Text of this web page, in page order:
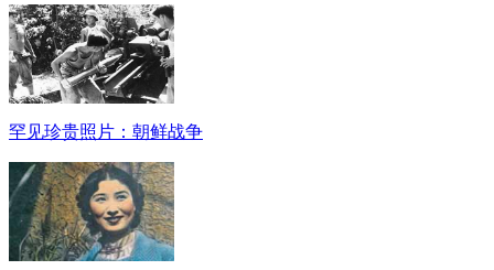
罕见珍贵照片：朝鲜战争